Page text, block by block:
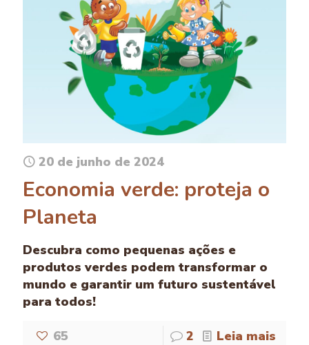
20 de junho de 2024
Economia verde: proteja o
Planeta
Descubra como pequenas ações e
produtos verdes podem transformar o
mundo e garantir um futuro sustentável
para todos!
65 2 Leia mais